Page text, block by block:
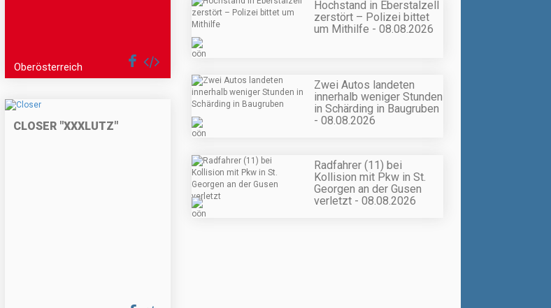
Oberösterreich
CLOSER "XXXLUTZ"
Hochstand in Eberstalzell
zerstört – Polizei bittet
um Mithilfe - 08.08.2026
Zwei Autos landeten
innerhalb weniger Stunden
in Schärding in Baugruben
- 08.08.2026
Radfahrer (11) bei
Kollision mit Pkw in St.
Georgen an der Gusen
verletzt - 08.08.2026